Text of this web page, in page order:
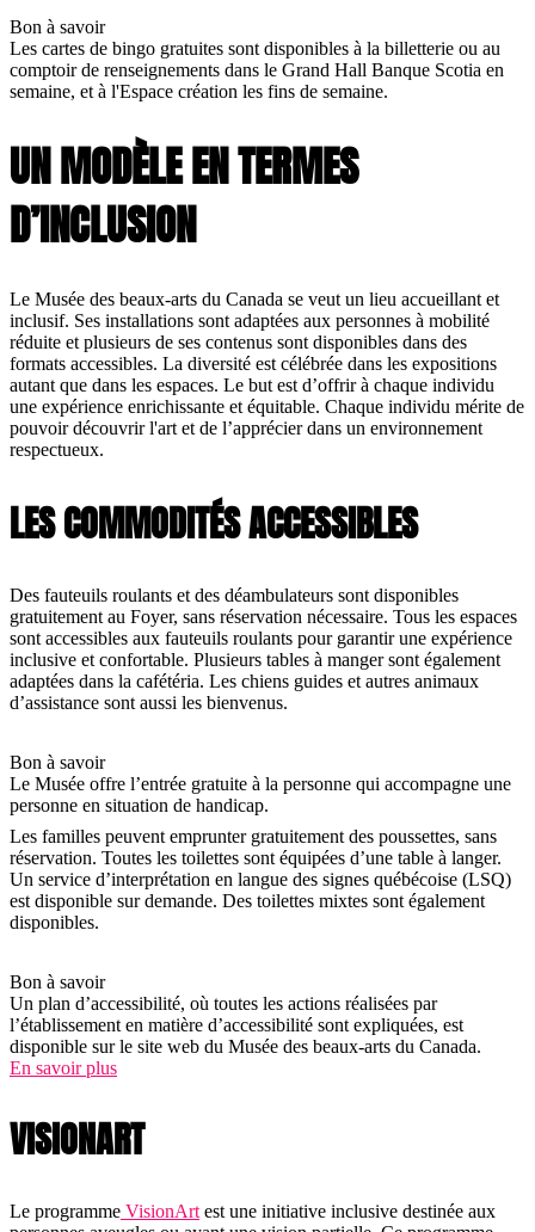
Bon à savoir
Les cartes de bingo gratuites sont disponibles à la billetterie ou au
comptoir de renseignements dans le Grand Hall Banque Scotia en
semaine, et à l'Espace création les fins de semaine.
UN MODÈLE EN TERMES
D’INCLUSION
Le Musée des beaux-arts du Canada se veut un lieu accueillant et
inclusif. Ses installations sont adaptées aux personnes à mobilité
réduite et plusieurs de ses contenus sont disponibles dans des
formats accessibles. La diversité est célébrée dans les expositions
autant que dans les espaces. Le but est d’offrir à chaque individu
une expérience enrichissante et équitable. Chaque individu mérite de
pouvoir découvrir l'art et de l’apprécier dans un environnement
respectueux.
LES COMMODITÉS ACCESSIBLES
Des fauteuils roulants et des déambulateurs sont disponibles
gratuitement au Foyer, sans réservation nécessaire. Tous les espaces
sont accessibles aux fauteuils roulants pour garantir une expérience
inclusive et confortable. Plusieurs tables à manger sont également
adaptées dans la cafétéria. Les chiens guides et autres animaux
d’assistance sont aussi les bienvenus.
Bon à savoir
Le Musée offre l’entrée gratuite à la personne qui accompagne une
personne en situation de handicap.
Les familles peuvent emprunter gratuitement des poussettes, sans
réservation. Toutes les toilettes sont équipées d’une table à langer.
Un service d’interprétation en langue des signes québécoise (LSQ)
est disponible sur demande. Des toilettes mixtes sont également
disponibles.
Bon à savoir
Un plan d’accessibilité, où toutes les actions réalisées par
l’établissement en matière d’accessibilité sont expliquées, est
disponible sur le site web du Musée des beaux-arts du Canada.
En savoir plus
VISIONART
Le programme VisionArtest une initiative inclusive destinée aux